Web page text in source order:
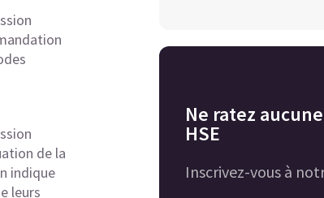
de la
indique
leurs
Ne ratez
HSE
Inscrivez-vous à